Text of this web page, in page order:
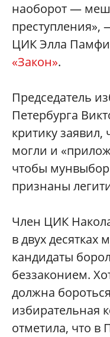
наоборот —
преступления»,
ЦИК Элла
«Закон».
Председатель
Петербурга
критику заявил,
могли и
чтобы
признаны
Член ЦИК
в двух
кандидаты
беззаконием.
должна
избирательная
отметила, что в